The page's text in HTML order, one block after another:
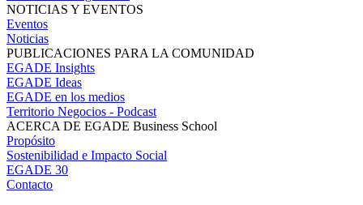
NOTICIAS Y EVENTOS
Eventos
Noticias
PUBLICACIONES PARA LA COMUNIDAD
EGADE Insights
EGADE Ideas
EGADE en los medios
Territorio Negocios - Podcast
ACERCA DE EGADE Business School
Propósito
Sostenibilidad e Impacto Social
EGADE 30
Contacto